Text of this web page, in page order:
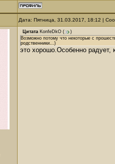
Дата: Пятница, 31.03.2017, 18:12 |
Цитата KonfeDkO (
)
Возможно потому что некоторые с
родственники...)
это хорошо.Особенно радует,